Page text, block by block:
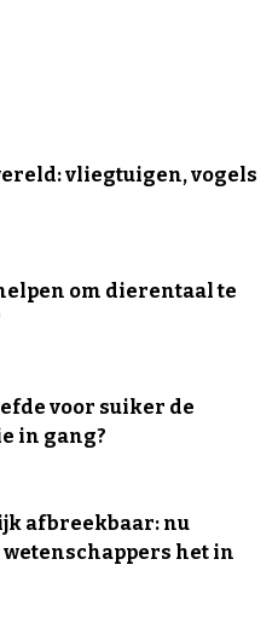
vliegtuigen, vogels
om dierentaal te
voor suiker de
in gang?
afbreekbaar: nu
het in